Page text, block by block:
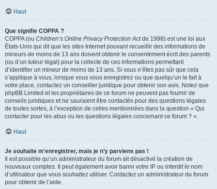
Haut
Que signifie COPPA ?
COPPA (ou Children’s Online Privacy Protection Actde 1998) est une loi aux
États-Unis qui dit que les sites Internet pouvant recueillir des informations de
mineurs de moins de 13 ans doivent obtenir le consentement écrit des parents
(ou d’un tuteur légal) pour la collecte de ces informations permettant
d’identifier un mineur de moins de 13 ans. Si vous n’êtes pas sûr que cela
s’applique à vous, lorsque vous vous enregistrez ou que quelqu’un le fait à
votre place, contactez un conseiller juridique pour obtenir son avis. Notez que
phpBB Limited et les propriétaires de ce forum ne peuvent pas fournir de
conseils juridiques et ne sauraient être contactés pour des questions légales
de toutes sortes, à l’exception de celles mentionnées dans la question « Qui
contacter pour les abus ou les questions légales concernant ce forum ? ».
Haut
Je souhaite m’enregistrer, mais je n’y parviens pas !
Il est possible qu’un administrateur du forum ait désactivé la création de
nouveaux comptes. Il peut également avoir banni votre IP ou interdit le nom
d’utilisateur que vous souhaitez utiliser. Contactez un administrateur du forum
pour obtenir de l’aide.